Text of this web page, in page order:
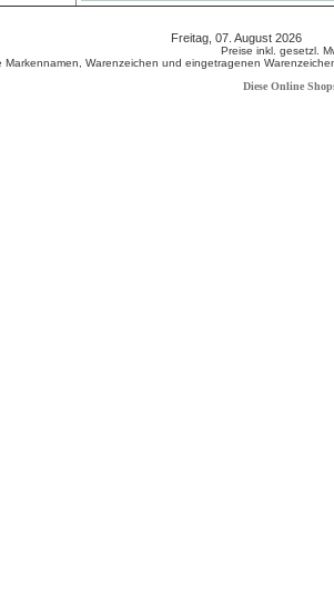
Freitag, 07. August 2026
Preise inkl. gesetzl.
Markennamen, Warenzeichen und eingetragenen
Diese Online